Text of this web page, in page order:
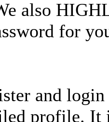
also
for
and
profile. It